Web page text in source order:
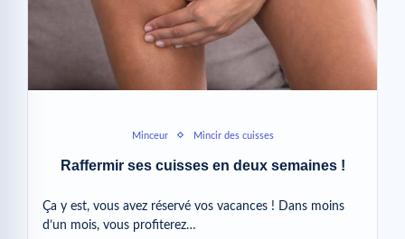
Minceur Mincir des cuisses
Raffermir ses cuisses en deux semaines !
Ça y est, vous avez réservé vos vacances ! Dans moins
d’un mois, vous profiterez…